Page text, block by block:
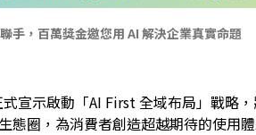
手，百萬獎金邀您用 AI 解決企業真實命題
示啟動「AI First 全域布局」戰略
圈，為消費者創造超越期待的使用體